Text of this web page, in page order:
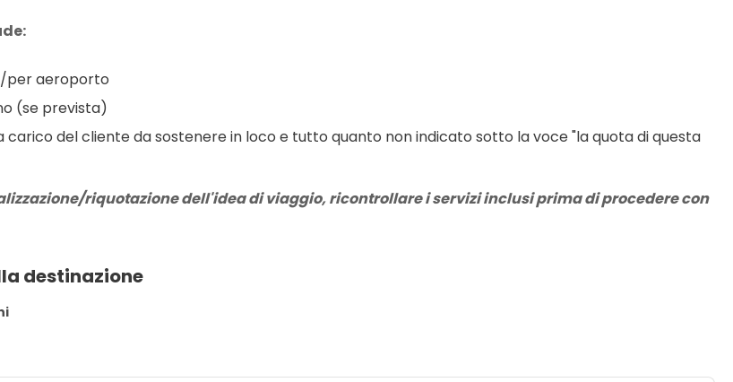
per aeroporto
(se prevista)
carico del cliente da sostenere in loco e tutto quanto non indicato sotto la voce "la quota di questa
riquotazione dell'idea di viaggio, ricontrollare i servizi inclusi prima di procedere con
destinazione